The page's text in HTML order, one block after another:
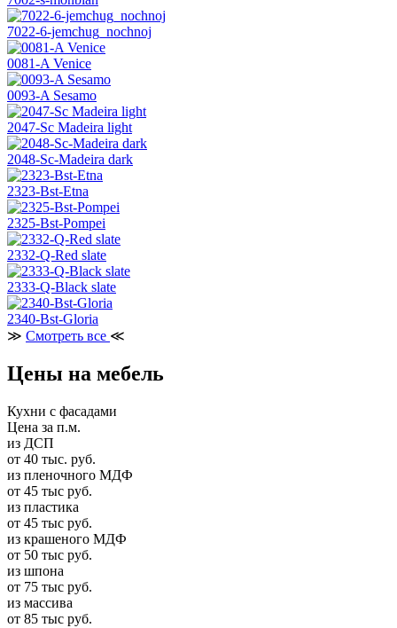
7022-6-jemchug_nochnoj
0081-A Venice
0093-A Sesamo
2047-Sc Madeira light
2048-Sc-Madeira dark
2323-Bst-Etna
2325-Bst-Pompei
2332-Q-Red slate
2333-Q-Black slate
2340-Bst-Gloria
≫ Смотреть все ≪
Цены на мебель
Кухни с фасадами
Цена за п.м.
из ДСП
от 40 тыс. руб.
из пленочного МДФ
от 45 тыс руб.
из пластика
от 45 тыс руб.
из крашеного МДФ
от 50 тыс руб.
из шпона
от 75 тыс руб.
из массива
от 85 тыс руб.